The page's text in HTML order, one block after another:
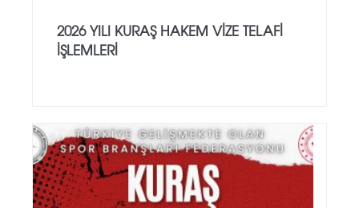
2026 YILI KURAŞ HAKEM VİZE TELAFİ
İŞLEMLERİ